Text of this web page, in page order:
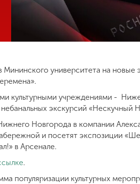
университета на
культурными учреждениями -
экскурсий «Нескучный
Новгорода в компании
и посетят экспозиции
в Арсенале.
.
популяризации культурных